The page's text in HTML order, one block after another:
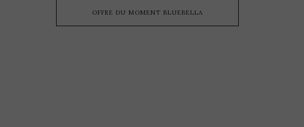
OFFRE DU MOMENT BLUEBELLA